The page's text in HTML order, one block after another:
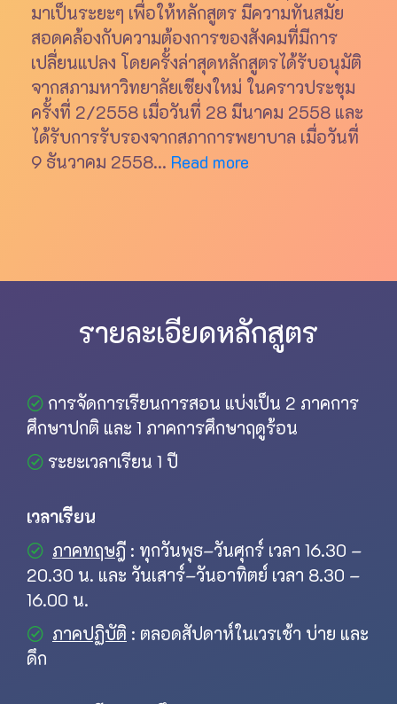
มาเป็นระยะๆ เพื่อให้หลักสูตร มีความทันสมัย
สอดคล้องกับความต้องการของสังคมที่มีการ
เปลี่ยนแปลง โดยครั้งล่าสุดหลักสูตรได้รับอนุมัติ
จากสภามหาวิทยาลัยเชียงใหม่ ในคราวประชุม
ครั้งที่ 2/2558 เมื่อวันที่ 28 มีนาคม 2558 และ
ได้รับการรับรองจากสภาการพยาบาล เมื่อวันที่
9 ธันวาคม 2558... Read more
รายละเอียดหลักสูตร
การจัดการเรียนการสอน แบ่งเป็น 2 ภาคการ
ศึกษาปกติ และ 1 ภาคการศึกษาฤดูร้อน
ระยะเวลาเรียน 1 ปี
เวลาเรียน
ภาคทฤษฎี : ทุกวันพุธ–วันศุกร์ เวลา 16.30 –
20.30 น. และ วันเสาร์–วันอาทิตย์ เวลา 8.30 –
16.00 น.
ภาคปฏิบัติ : ตลอดสัปดาห์ในเวรเช้า บ่าย และ
ดึก